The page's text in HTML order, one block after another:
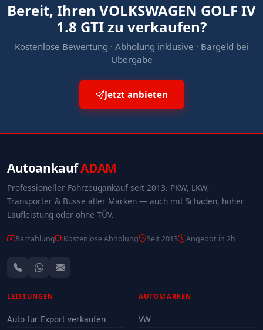
Bereit, Ihren VOLKSWAGEN GOLF IV
1.8 GTI zu verkaufen?
Kostenlose Bewertung · Abholung inklusive · Bargeld bei
Übergabe
Jetzt anbieten
AutoankaufADAM
Professioneller Fahrzeugankauf seit 2013. PKW, LKW,
Transporter & Busse aller Marken — auch mit Schäden, hoher
Laufleistung oder ohne TÜV.
Barzahlung Kostenlose Abholung Seit 2013 Angebot in 2h
LEISTUNGEN
Auto für Export verkaufen
AUTOMARKEN
VW